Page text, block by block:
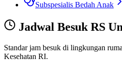
Subspesialis Bedah Anak
Jadwal Besuk RS
Standar jam besuk di lingkungan
Kesehatan RI.